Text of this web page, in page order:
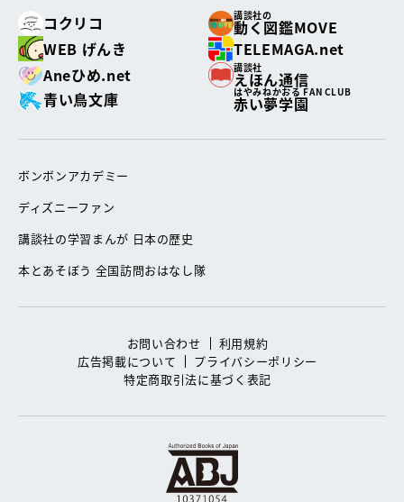
コクリコ
講談社の
動く図鑑MOVE
WEB げんき
TELEMAGA.net
Aneひめ.net
講談社
えほん通信
青い鳥文庫
はやみねかおる FAN CLUB
赤い夢学園
ボンボンアカデミー
ディズニーファン
講談社の学習まんが 日本の歴史
本とあそぼう 全国訪問おはなし隊
お問い合わせ
利用規約
広告掲載について
プライバシーポリシー
特定商取引法に基づく表記